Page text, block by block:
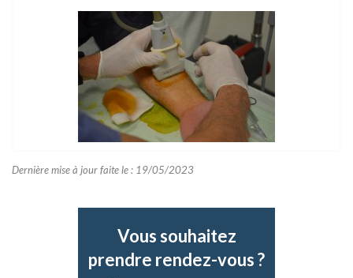
Dernière mise à jour faite le : 19/05/2023
Vous souhaitez
prendre rendez-vous ?